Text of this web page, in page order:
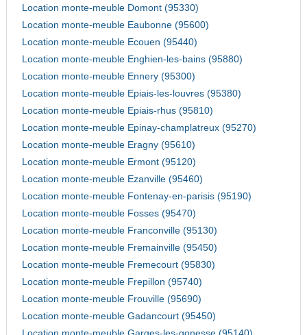
Location monte-meuble Domont (95330)
Location monte-meuble Eaubonne (95600)
Location monte-meuble Ecouen (95440)
Location monte-meuble Enghien-les-bains (95880)
Location monte-meuble Ennery (95300)
Location monte-meuble Epiais-les-louvres (95380)
Location monte-meuble Epiais-rhus (95810)
Location monte-meuble Epinay-champlatreux (95270)
Location monte-meuble Eragny (95610)
Location monte-meuble Ermont (95120)
Location monte-meuble Ezanville (95460)
Location monte-meuble Fontenay-en-parisis (95190)
Location monte-meuble Fosses (95470)
Location monte-meuble Franconville (95130)
Location monte-meuble Fremainville (95450)
Location monte-meuble Fremecourt (95830)
Location monte-meuble Frepillon (95740)
Location monte-meuble Frouville (95690)
Location monte-meuble Gadancourt (95450)